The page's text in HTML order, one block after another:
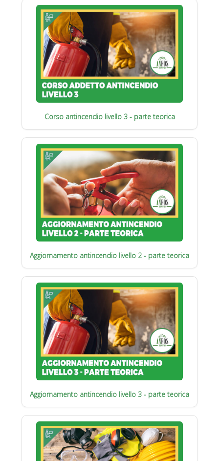
Corso antincendio livello 3 - parte teorica
Aggiornamento antincendio livello 2 - parte teorica
Aggiornamento antincendio livello 3 - parte teorica